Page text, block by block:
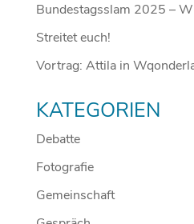
Bundestagsslam 2025 –
Streitet euch!
Vortrag: Attila in
KATEGORIEN
Debatte
Fotografie
Gemeinschaft